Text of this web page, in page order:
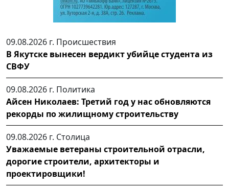
09.08.2026 г. Происшествия
В Якутске вынесен вердикт убийце студента из
СВФУ
09.08.2026 г. Политика
Айсен Николаев: Третий год у нас обновляются
рекорды по жилищному строительству
09.08.2026 г. Столица
Уважаемые ветераны строительной отрасли,
дорогие строители, архитекторы и
проектировщики!